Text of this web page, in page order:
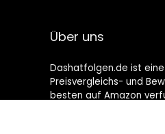
Über uns
Dashatfolgen.de ist
Preisvergleichs- und
besten auf Amazon